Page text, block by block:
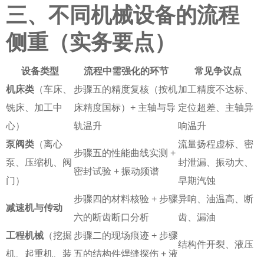
三、不同机械设备的流程
侧重（实务要点）
设备类型 流程中需强化的环节
常见争议点
机床类 （车床、
铣床、加工中
心）
步骤五的精度复核（按机
床精度国标）+ 主轴与导
轨温升
加工精度不达标、
定位超差、主轴异
响温升
泵阀类 （离心
泵、压缩机、阀
门）
步骤五的性能曲线实测 +
密封试验 + 振动频谱
流量扬程虚标、密
封泄漏、振动大、
早期汽蚀
减速机与传动
步骤四的材料核验 + 步骤
六的断齿断口分析
异响、油温高、断
齿、漏油
工程机械 （挖掘
机、起重机、装
步骤二的现场痕迹 + 步骤
五的结构件焊缝探伤 + 液
结构件开裂、液压